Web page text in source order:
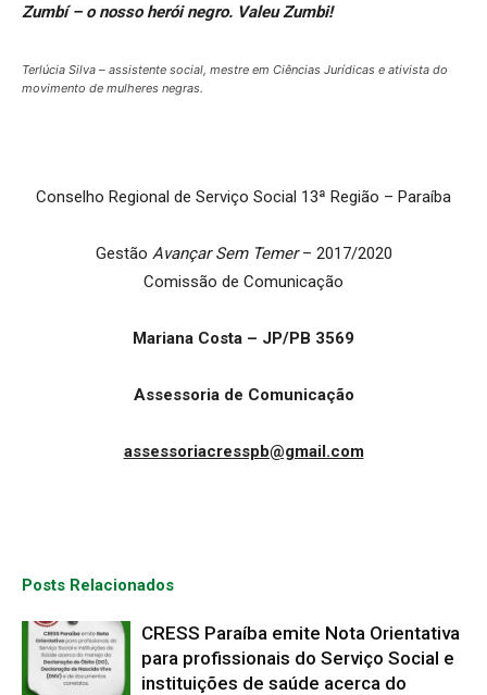
Zumbí – o nosso herói negro. Valeu Zumbi!
Terlúcia Silva – assistente social, mestre em Ciências Jurídicas e ativista do
movimento de mulheres negras.
Conselho Regional de Serviço Social 13ª Região – Paraíba
Gestão Avançar Sem Temer– 2017/2020
Comissão de Comunicação
Mariana Costa – JP/PB 3569
Assessoria de Comunicação
assessoriacresspb@gmail.com
Posts Relacionados
CRESS Paraíba emite Nota Orientativa
para profissionais do Serviço Social e
instituições de saúde acerca do